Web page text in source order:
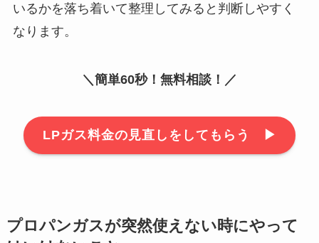
いるかを落ち着いて整理してみると判断しやすく
なります。
＼簡単60秒！無料相談！／
LPガス料金の見直しをしてもらう ▶︎
プロパンガスが突然使えない時にやって